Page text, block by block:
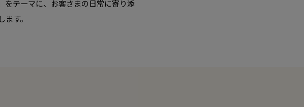
をテーマに、お客さまの日常に寄り添
す。